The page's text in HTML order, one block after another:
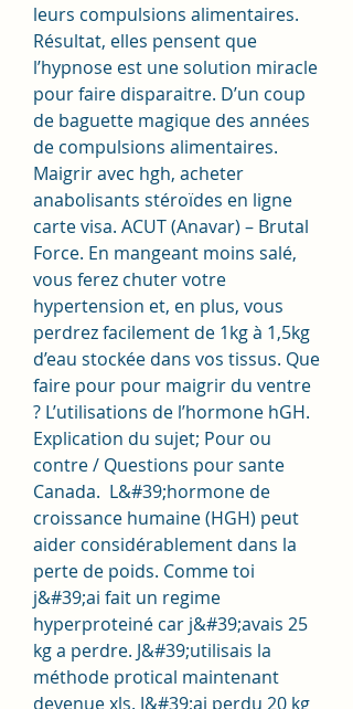
leurs compulsions alimentaires.
Résultat, elles pensent que
l’hypnose est une solution miracle
pour faire disparaitre. D’un coup
de baguette magique des années
de compulsions alimentaires.
Maigrir avec hgh, acheter
anabolisants stéroïdes en ligne
carte visa. ACUT (Anavar) – Brutal
Force. En mangeant moins salé,
vous ferez chuter votre
hypertension et, en plus, vous
perdrez facilement de 1kg à 1,5kg
d’eau stockée dans vos tissus. Que
faire pour pour maigrir du ventre
? L’utilisations de l’hormone hGH.
Explication du sujet; Pour ou
contre / Questions pour sante
Canada. ️ L&#39;hormone de
croissance humaine (HGH) peut
aider considérablement dans la
perte de poids. Comme toi
j&#39;ai fait un regime
hyperproteiné car j&#39;avais 25
kg a perdre. J&#39;utilisais la
méthode protical maintenant
devenue xls. J&#39;ai perdu 20 kg